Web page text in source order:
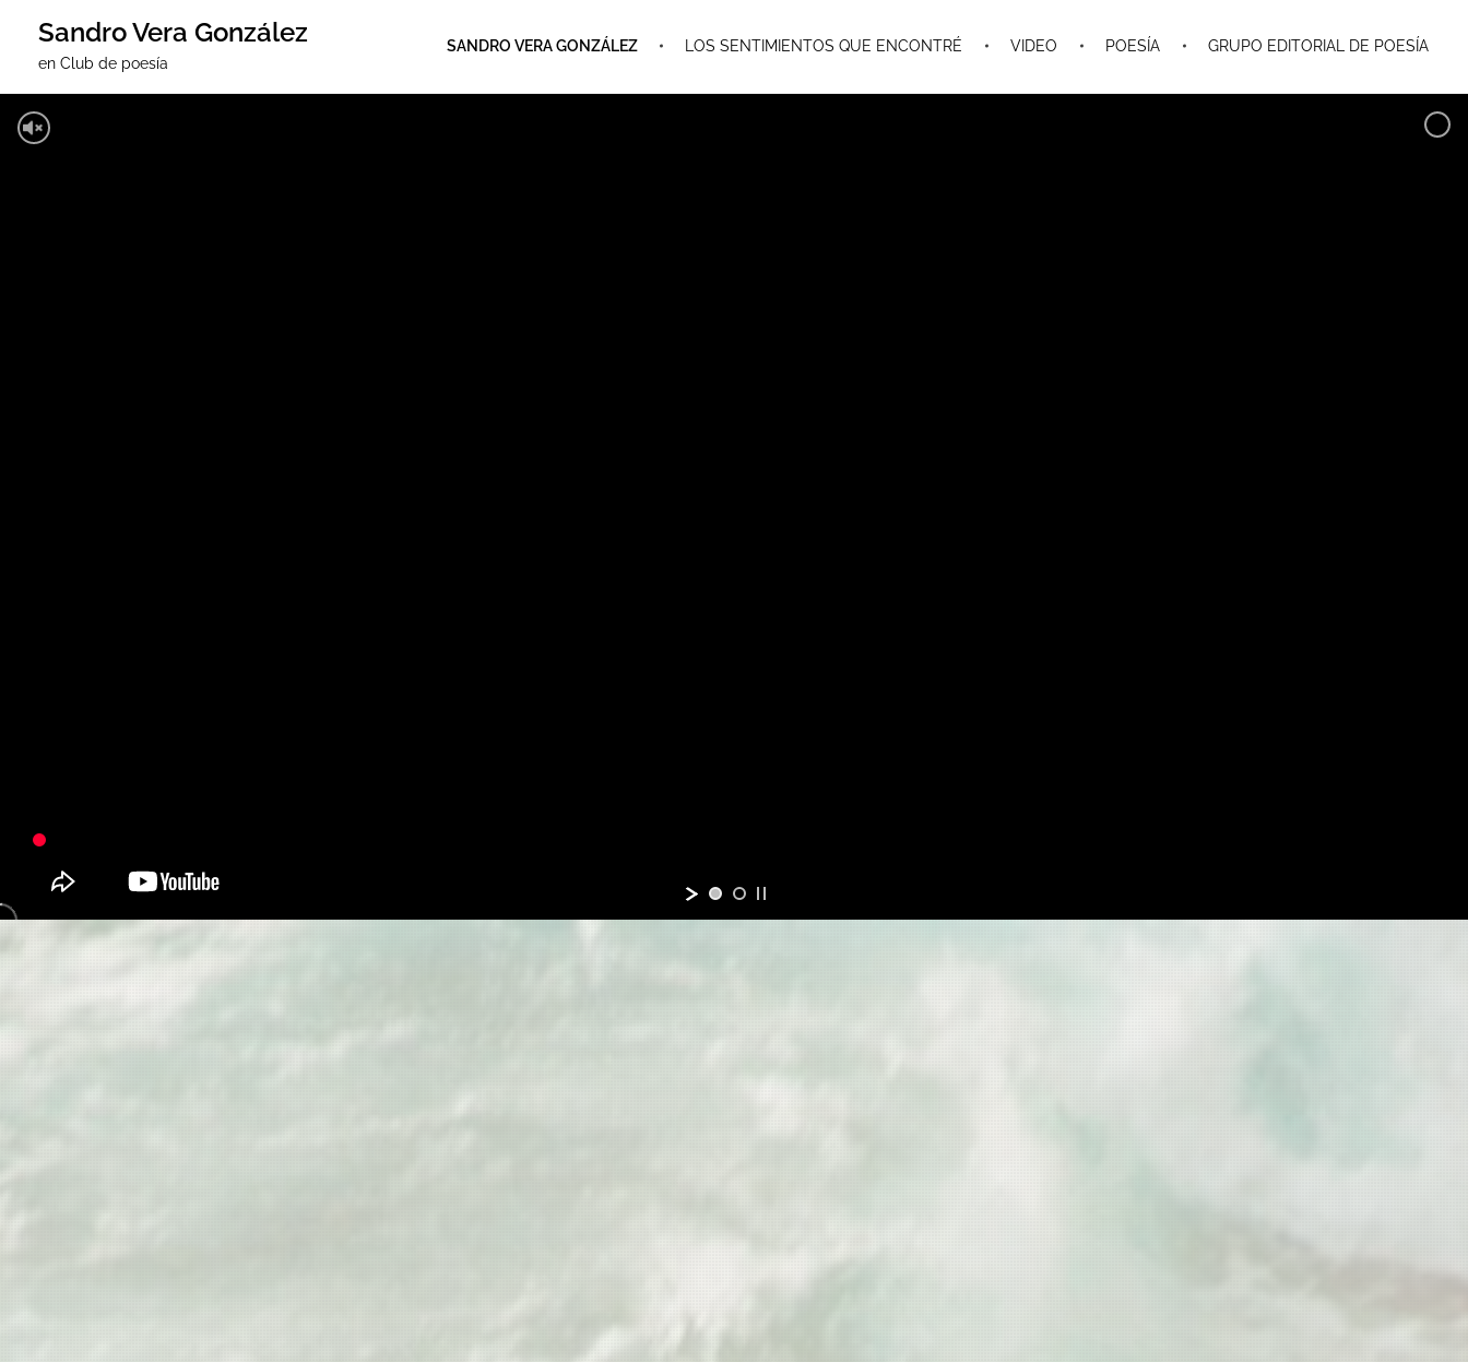
Sandro Vera González
en Club de poesí­a
SANDRO VERA GONZÁLEZ LOS SENTIMIENTOS QUE ENCONTRÉ VIDEO POESÍA GRUPO EDITORIAL DE POESÍA